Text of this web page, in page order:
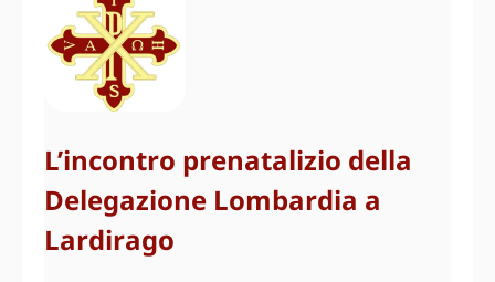
L’incontro prenatalizio della
Delegazione Lombardia a
Lardirago